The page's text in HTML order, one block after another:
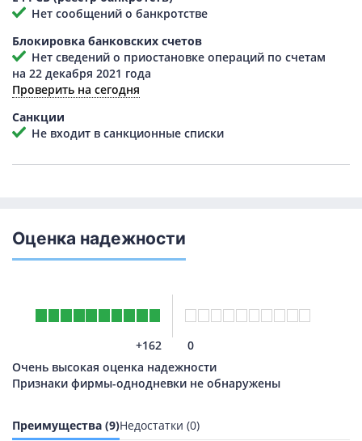
Нет сообщений о банкротстве
Блокировка банковских счетов
Нет сведений о приостановке операций по счетам
на 22 декабря 2021 года
Проверить на сегодня
Санкции
Не входит в санкционные списки
Оценка надежности
+162
0
Очень высокая оценка надежности
Признаки фирмы-однодневки не обнаружены
Преимущества (9)Недостатки (0)